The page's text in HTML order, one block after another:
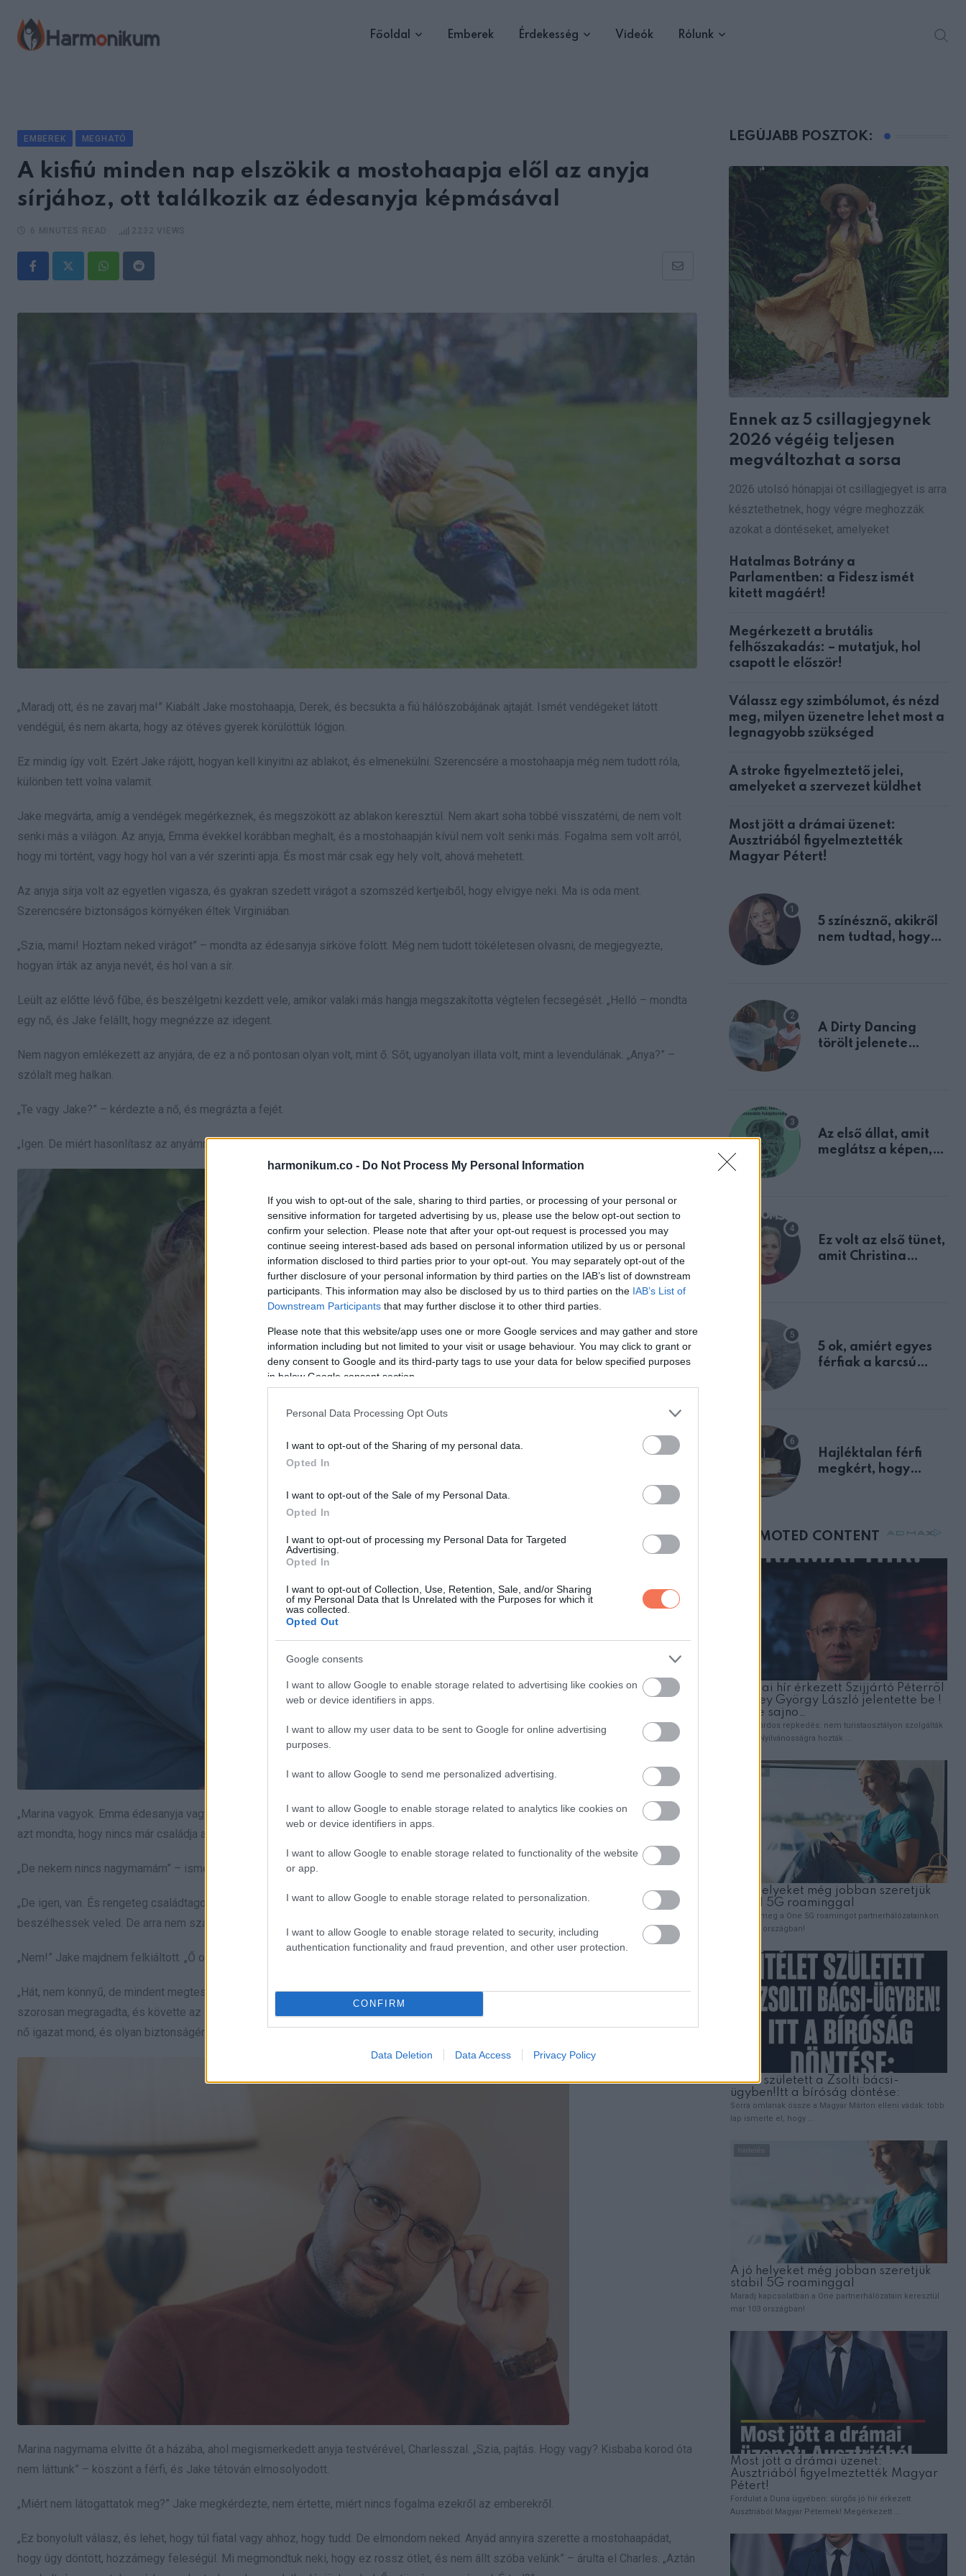
harmonikum.co - Do Not Process My Personal Information
If you wish to opt-out of the sale, sharing to third parties, or processing of your personal or
sensitive information for targeted advertising by us, please use the below opt-out section to
confirm your selection. Please note that after your opt-out request is processed you may
continue seeing interest-based ads based on personal information utilized by us or personal
information disclosed to third parties prior to your opt-out. You may separately opt-out of the
further disclosure of your personal information by third parties on the IAB’s list of downstream
participants. This information may also be disclosed by us to third parties on the IAB’s List of
Downstream Participants that may further disclose it to other third parties.
Please note that this website/app uses one or more Google services and may gather and store
information including but not limited to your visit or usage behaviour. You may click to grant or
deny consent to Google and its third-party tags to use your data for below specified purposes
in below Google consent section.
Personal Data Processing Opt Outs
I want to opt-out of the Sharing of my personal data.
Opted In
I want to opt-out of the Sale of my Personal Data.
Opted In
I want to opt-out of processing my Personal Data for Targeted
Advertising.
Opted In
I want to opt-out of Collection, Use, Retention, Sale, and/or Sharing
of my Personal Data that Is Unrelated with the Purposes for which it
was collected.
Opted Out
Google consents
I want to allow Google to enable storage related to advertising like cookies on
web or device identifiers in apps.
I want to allow my user data to be sent to Google for online advertising
purposes.
I want to allow Google to send me personalized advertising.
I want to allow Google to enable storage related to analytics like cookies on
web or device identifiers in apps.
I want to allow Google to enable storage related to functionality of the website
or app.
I want to allow Google to enable storage related to personalization.
I want to allow Google to enable storage related to security, including
authentication functionality and fraud prevention, and other user protection.
CONFIRM
Data Deletion Data Access Privacy Policy
content
Főoldal Emberek Érdekesség Videók Rólunk
EMBEREK MEGHATÓ
A kisfiú minden nap elszökik a mostohaapja elől az anyja
sírjához, ott találkozik az édesanyja képmásával
WhatsappReddit
Share
Email
„Maradj ott, és ne zavarj ma!” Kiabált Jake mostohaapja, Derek, és becsukta a fiú hálószobájának ajtaját. Ismét vendégeket látott
vendégül, és nem akarta, hogy az ötéves gyerek körülöttük lógjon.
Ez mindig így volt. Ezért Jake rájött, hogyan kell kinyitni az ablakot, és elmenekülni. Szerencsére a mostohaapja még nem tudott róla,
különben tett volna valamit.
Jake megvárta, amíg a vendégek megérkeznek, és megszökött az ablakon keresztül. Nem akart soha többé visszatérni, de nem volt
senki más a világon. Az anyja, Emma évekkel korábban meghalt, és a mostohaapján kívül nem volt senki más. Fogalma sem volt arról,
hogy mi történt, vagy hogy hol van a vér szerinti apja. És most már csak egy hely volt, ahová mehetett.
Az anyja sírja volt az egyetlen vigasza, és gyakran szedett virágot a szomszéd kertjeiből, hogy elvigye neki. Ma is oda ment.
Szerencsére biztonságos környéken éltek Virginiában.
„Szia, mami! Hoztam neked virágot” – mondta az édesanyja sírköve fölött. Még nem tudott tökéletesen olvasni, de megjegyezte,
hogyan írták az anyja nevét, és hol van a sír.
Leült az előtte lévő fűbe, és beszélgetni kezdett vele, amikor valaki más hangja megszakította végtelen fecsegését. „Helló – mondta
egy nő, és Jake felállt, hogy megnézze az idegent.
Nem nagyon emlékezett az anyjára, de ez a nő pontosan olyan volt, mint ő. Sőt, ugyanolyan illata volt, mint a levendulának. „Anya?” –
szólalt meg halkan.
„Te vagy Jake?” – kérdezte a nő, és megrázta a fejét.
„Igen. De miért hasonlítasz az anyámra?” – tűnődött, és megértette, hogy ez a nő nem Emma.
„Marina vagyok. Emma édesanyja vagyok, vagyis a nagymamád” – árulta el a nő, megdöbbentve a kisgyereket. A mostohaapja évekig
azt mondta, hogy nincs már családja a világon.
„De nekem nincs nagymamám” – ismételte meg a mostohaapja szavait.
„De igen, van. És rengeteg családtagod van, akik szeretnének találkozni veled és szeretni téged, drágám. Évek óta várok arra, hogy
beszélhessek veled. De arra nem számítottam, hogy egyedül talállak itt” – magyarázta Marina nagyi. „Derek itt van?”
„Nem!” Jake majdnem felkiáltott. „Ő otthon van. Nem tudja, hogy itt vagyok. Kérlek, ne mondd el neki. Élhetek veled? Utálok vele élni.”
„Hát, nem könnyű, de mindent megteszünk. Miért nem jössz velem egyelőre?” Marina nagymama felajánlotta, és kezet nyújtott. Jake
szorosan megragadta, és követte az idősebb nőt. Már ötévesen is tudta, hogy idegenekkel beszélgetni rossz dolog. De úgy tűnt, ez a
nő igazat mond, és olyan biztonságérzetet érzett vele, amit a mostohaapjával nem.
Marina nagymama elvitte őt a házába, ahol megismerkedett anyja testvérével, Charlesszal. „Szia, pajtás. Hogy vagy? Kisbaba korod óta
nem láttunk” – köszönt a férfi, és Jake tétován elmosolyodott.
„Miért nem látogattatok meg?” Jake megkérdezte, nem értette, miért nincs fogalma ezekről az emberekről.
„Ez bonyolult válasz, és lehet, hogy túl fiatal vagy ahhoz, hogy tudd. De elmondom neked. Anyád annyira szerette a mostohaapádat,
hogy úgy döntött, hozzámegy feleségül. Mi megmondtuk neki, hogy ez rossz ötlet, és nem állt szóba velünk” – árulta el Charles. „Aztán
LEGÚJABB POSZTOK:
Ennek az 5 csillagjegynek
2026 végéig teljesen
megváltozhat a sorsa
2026 utolsó hónapjai öt csillagjegyet is arra
késztethetnek, hogy végre meghozzák
azokat a döntéseket, amelyeket
Hatalmas Botrány a
Parlamentben: a Fidesz ismét
kitett magáért!
Megérkezett a brutális
felhőszakadás: – mutatjuk, hol
csapott le először!
Válassz egy szimbólumot, és nézd
meg, milyen üzenetre lehet most a
legnagyobb szükséged
A stroke figyelmeztető jelei,
amelyeket a szervezet küldhet
Most jött a drámai üzenet:
Ausztriából figyelmeztették
Magyar Pétert!
5 színésznő, akikről
nem tudtad, hogy
A Dirty Dancing
törölt jelenete
Az első állat, amit
meglátsz a képen,
Ez volt az első tünet,
amit Christina
5 ok, amiért egyes
férfiak a karcsú
Hajléktalan férfi
megkért, hogy
mellettem ült az első